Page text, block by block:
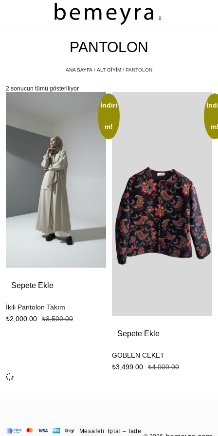
0
PANTOLON
ANA SAYFA / ALT GİYİM / PANTOLON
İndiri
m!
Sepete Ekle
İkili Pantolon Takım
₺3,500.00
₺2,000.00
Sepete Ekle
GOBLEN CEKET
₺4,000.00
₺3,499.00
2 sonucun tümü gösteriliyor
Mesafeli
İptal – İade